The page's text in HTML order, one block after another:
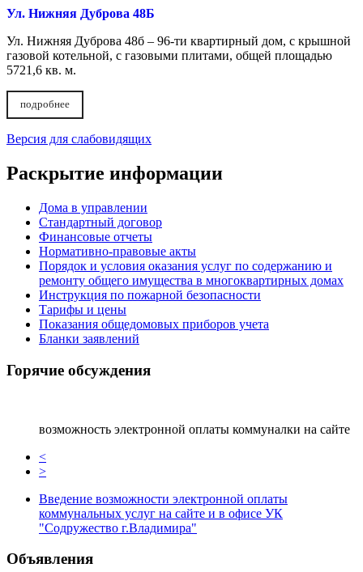
Ул. Нижняя Дуброва 48Б
Ул. Нижняя Дуброва 48б – 96-ти квартирный дом, с крышной
газовой котельной, с газовыми плитами, общей площадью
5721,6 кв. м.
подробнее
Версия для слабовидящих
Раскрытие информации
Дома в управлении
Стандартный договор
Финансовые отчеты
Нормативно-правовые акты
Порядок и условия оказания услуг по содержанию и
ремонту общего имущества в многоквартирных домах
Инструкция по пожарной безопасности
Тарифы и цены
Показания общедомовых приборов учета
Бланки заявлений
Горячие обсуждения
возможность электронной оплаты коммуналки на сайте
<
>
Введение возможности электронной оплаты
коммунальных услуг на сайте и в офисе УК
"Содружество г.Владимира"
Объявления